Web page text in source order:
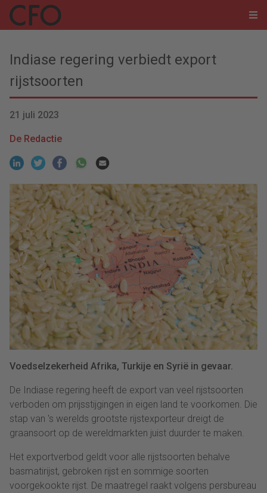
Indiase regering verbiedt export
rijstsoorten
21 juli 2023
De Redactie
Voedselzekerheid Afrika, Turkije en Syrië in gevaar.
De Indiase regering heeft de export van veel rijstsoorten
verboden om prijsstijgingen in eigen land te voorkomen. Die
stap van 's werelds grootste rijstexporteur dreigt de
graansoort op de wereldmarkten juist duurder te maken.
Het exportverbod geldt voor alle rijstsoorten behalve
basmatirijst, gebroken rijst en sommige soorten
voorgekookte rijst. De maatregel raakt volgens persbureau